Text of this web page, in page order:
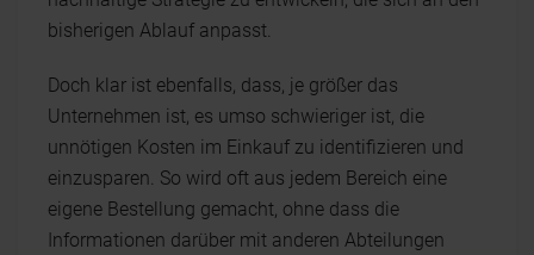
bisherigen Ablauf anpasst.
Doch klar ist ebenfalls, dass, je größer das
Unternehmen ist, es umso schwieriger ist, die
unnötigen Kosten im Einkauf zu identifizieren und
einzusparen. So wird oft aus jedem Bereich eine
eigene Bestellung gemacht, ohne dass die
Informationen darüber mit anderen Abteilungen